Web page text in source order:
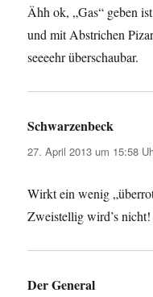
Ähh ok, „Gas“ geben
und mit Abstrichen
seeeehr überschaubar.
Schwarzenbeck
27. April 2013 um 15:58
Wirkt ein wenig
Zweistellig wird’s nicht!
Der General